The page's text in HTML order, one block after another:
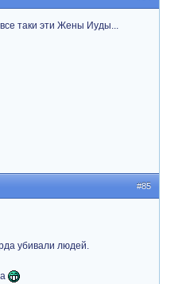
таки эти Жены Иуды...
#85
убивали людей.